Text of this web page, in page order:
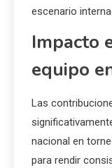
escenario
Impacto
equipo
Las
nacional en
para rendir